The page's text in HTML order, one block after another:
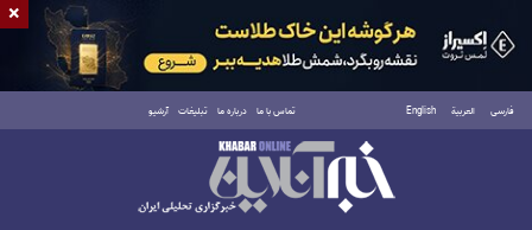
فارسی العربية English تماس با ما درباره ما تبلیغات آرشیو
شنبه ۱۷ مرداد ۱۴۰۵
×